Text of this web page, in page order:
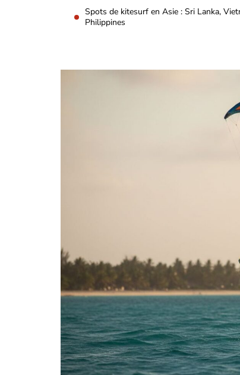
Spots de kitesurf en Asie : Sri Lanka,
Philippines